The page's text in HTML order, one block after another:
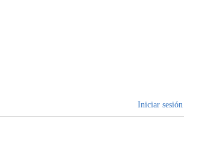
Iniciar sesión